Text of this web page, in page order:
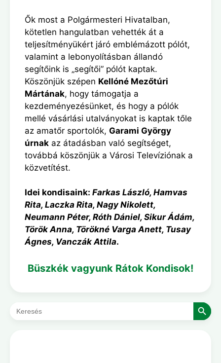
Ők most a Polgármesteri Hivatalban,
kötetlen hangulatban vehették át a
teljesítményükért járó emblémázott pólót,
valamint a lebonyolításban állandó
segítőink is „segítői” pólót kaptak.
Köszönjük szépen Kellóné Mezőtúri
Mártának, hogy támogatja a
kezdeményezésünket, és hogy a pólók
mellé vásárlási utalványokat is kaptak tőle
az amatőr sportolók, Garami György
úrnak az átadásban való segítséget,
továbbá köszönjük a Városi Televíziónak a
közvetítést.
Idei kondisaink: Farkas László, Hamvas
Rita, Laczka Rita, Nagy Nikolett,
Neumann Péter, Róth Dániel, Sikur Ádám,
Török Anna, Törökné Varga Anett, Tusay
Ágnes, Vanczák Attila.
Büszkék vagyunk Rátok Kondisok!
for:
Search Button